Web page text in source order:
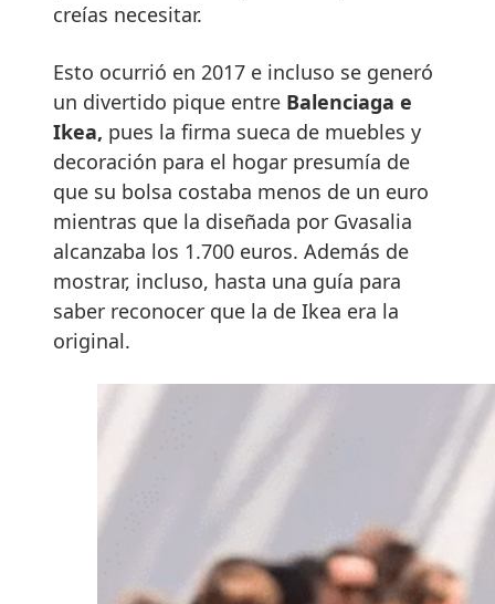
creías necesitar.
Esto ocurrió en 2017 e incluso se generó
un divertido pique entre Balenciaga e
Ikea, pues la firma sueca de muebles y
decoración para el hogar presumía de
que su bolsa costaba menos de un euro
mientras que la diseñada por Gvasalia
alcanzaba los 1.700 euros. Además de
mostrar, incluso, hasta una guía para
saber reconocer que la de Ikea era la
original.